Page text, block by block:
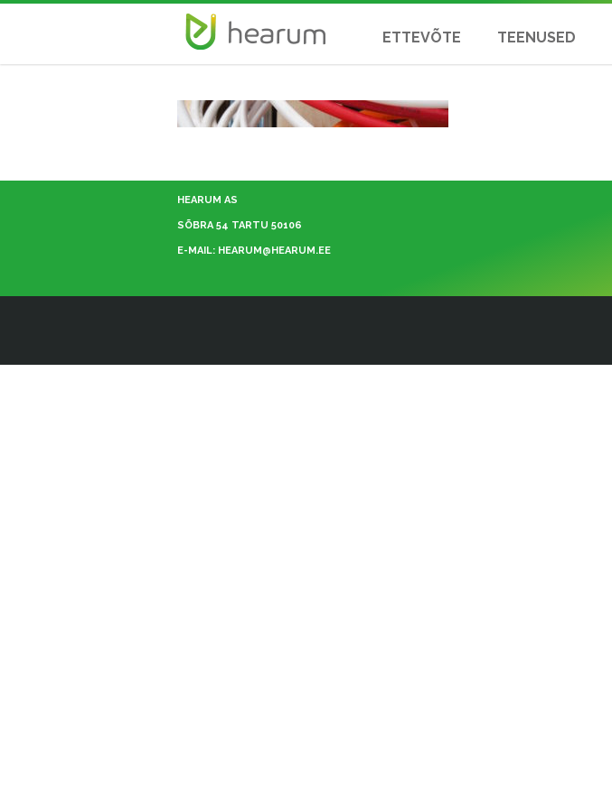
ETTEVÕTE TEENUSED
HEARUM AS
SÕBRA 54 TARTU 50106
E-MAIL: HEARUM@HEARUM.EE